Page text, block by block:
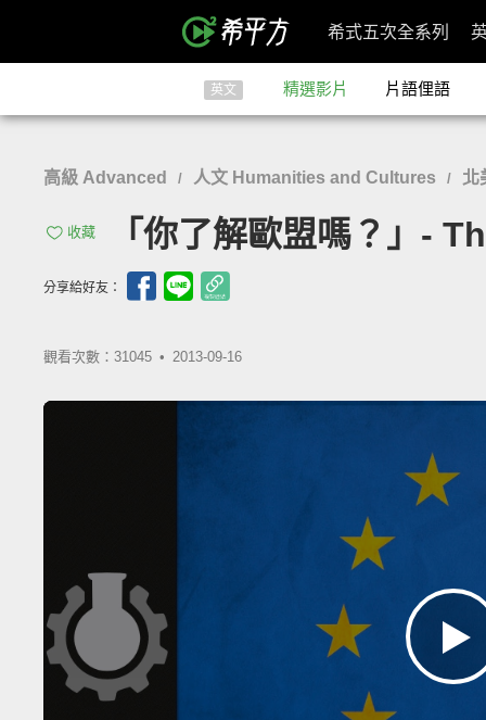
希式五次全系列
英文 精選影片 片語俚語
高級 Advanced / 人文 Humanities and Cultures / 北
收藏 「你了解歐盟嗎？」-
分享給好友：
觀看次數：31045 • 2013-09-16